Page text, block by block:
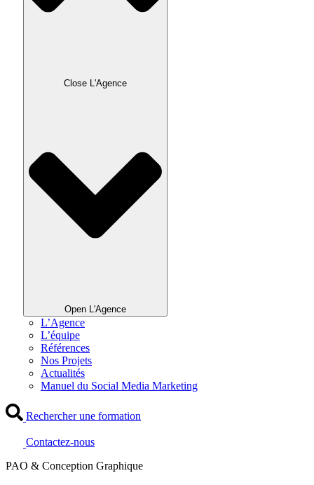
Close L'Agence
Open L'Agence
L’Agence
L’équipe
Références
Nos Projets
Actualités
Manuel du Social Media Marketing
Rechercher une formation
Contactez-nous
PAO & Conception Graphique